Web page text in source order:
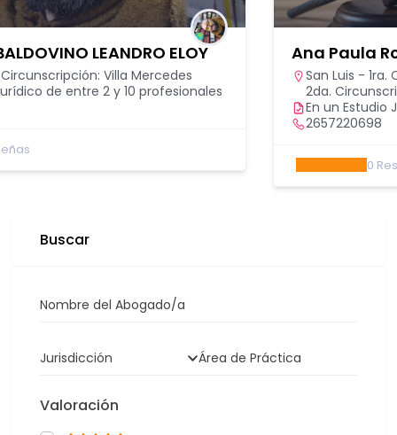
Ana Paula Rodríguez
San Luis - 1ra. Circunscripción: Capital
San Luis -
2da. Circunscripción: Villa Mercedes
En un Estudio Jurídico de entre 2 y 10 profesionales
Buscar
Nombre del Abogado/a
Jurisdicción Área de Práctica
Valoración